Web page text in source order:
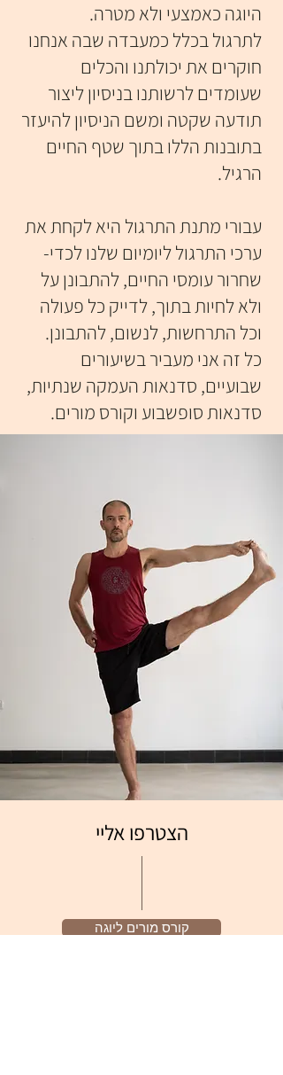
היוגה כאמצעי ולא מטרה.
לתרגול בכלל כמעבדה שבה אנחנו
חוקרים את יכולתנו והכלים
שעומדים לרשותנו בניסיון ליצור
תודעה שקטה ומשם הניסיון להיעזר
בתובנות הללו בתוך שטף החיים
הרגיל.
עבורי מתנת התרגול היא לקחת את
ערכי התרגול ליומיום שלנו לכדי-
שחרור עומסי החיים, להתבונן על
ולא לחיות בתוך, לדייק כל פעולה
וכל התרחשות, לנשום, להתבונן.
כל זה אני מעביר בשיעורים
שבועיים, סדנאות העמקה שנתיות,
סדנאות סופשבוע וקורס מורים.
הצטרפו אליי
קורס מורים ליוגה